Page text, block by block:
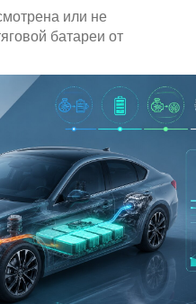
или не
батареи от